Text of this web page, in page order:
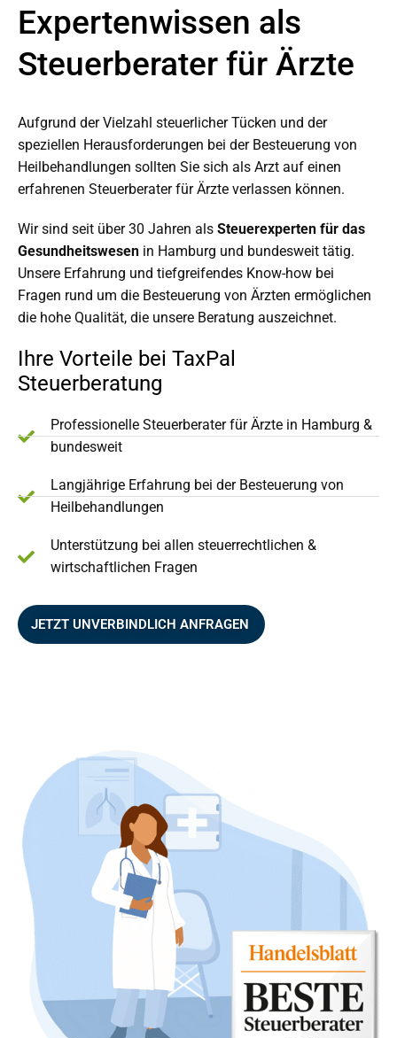
Expertenwissen als
Steuerberater für Ärzte
Aufgrund der Vielzahl steuerlicher Tücken und der
speziellen Herausforderungen bei der Besteuerung von
Heilbehandlungen sollten Sie sich als Arzt auf einen
erfahrenen Steuerberater für Ärzte verlassen können.
Wir sind seit über 30 Jahren als Steuerexperten für das
Gesundheitswesen in Hamburg und bundesweit tätig.
Unsere Erfahrung und tiefgreifendes Know-how bei
Fragen rund um die Besteuerung von Ärzten ermöglichen
die hohe Qualität, die unsere Beratung auszeichnet.
Ihre Vorteile bei TaxPal
Steuerberatung
Professionelle Steuerberater für Ärzte in Hamburg &
bundesweit
Langjährige Erfahrung bei der Besteuerung von
Heilbehandlungen
Unterstützung bei allen steuerrechtlichen &
wirtschaftlichen Fragen
JETZT UNVERBINDLICH ANFRAGEN